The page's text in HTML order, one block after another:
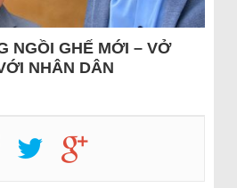
NGỒI GHẾ MỚI – VỞ
NHÂN DÂN